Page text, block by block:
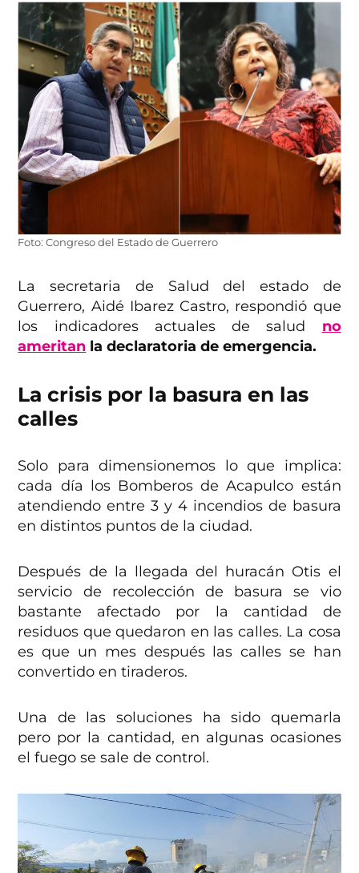
Foto: Congreso del Estado de Guerrero
La secretaria de Salud del estado de
Guerrero, Aidé Ibarez Castro, respondió que
los indicadores actuales de salud no
ameritan la declaratoria de emergencia.
La crisis por la basura en las
calles
Solo para dimensionemos lo que implica:
cada día los Bomberos de Acapulco están
atendiendo entre 3 y 4 incendios de basura
en distintos puntos de la ciudad.
Después de la llegada del huracán Otis el
servicio de recolección de basura se vio
bastante afectado por la cantidad de
residuos que quedaron en las calles. La cosa
es que un mes después las calles se han
convertido en tiraderos.
Una de las soluciones ha sido quemarla
pero por la cantidad, en algunas ocasiones
el fuego se sale de control.